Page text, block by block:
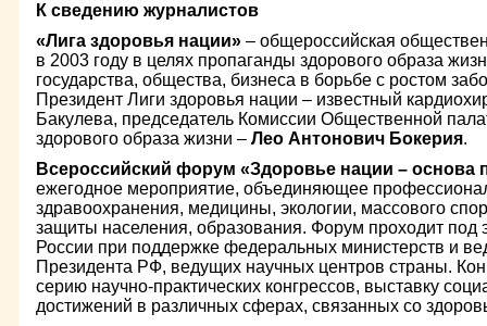
К сведению журналистов
«Лига здоровья нации» – общероссийская
в 2003 году в целях пропаганды здорового образа
государства, общества, бизнеса в борьбе с ростом
Президент Лиги здоровья нации – известный
Бакулева, председатель Комиссии Общественной
здорового образа жизни – Лео Антонович Бокерия.
Всероссийский форум «Здоровье нации – основа
ежегодное мероприятие, объединяющее
здравоохранения, медицины, экологии, массового
защиты населения, образования. Форум проходит
России при поддержке федеральных министерств и
Президента РФ, ведущих научных центров страны.
серию научно-практических конгрессов, выставку
достижений в различных сферах, связанных со